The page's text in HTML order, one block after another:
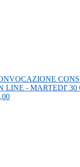
LINE - MARTEDI' 30